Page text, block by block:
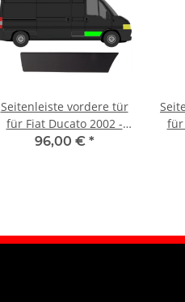
Seitenleiste vordere tür
für Fiat Ducato 2002 -
2006 rechts
96,00 € *
für